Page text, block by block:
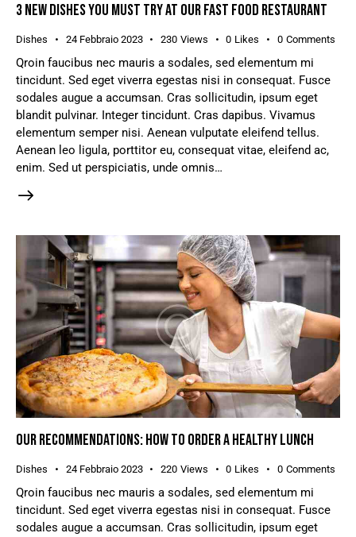
3 NEW DISHES YOU MUST TRY AT OUR FAST FOOD RESTAURANT
Dishes 24 Febbraio 2023 230 Views 0 Likes 0 Comments
Qroin faucibus nec mauris a sodales, sed elementum mi
tincidunt. Sed eget viverra egestas nisi in consequat. Fusce
sodales augue a accumsan. Cras sollicitudin, ipsum eget
blandit pulvinar. Integer tincidunt. Cras dapibus. Vivamus
elementum semper nisi. Aenean vulputate eleifend tellus.
Aenean leo ligula, porttitor eu, consequat vitae, eleifend ac,
enim. Sed ut perspiciatis, unde omnis…
OUR RECOMMENDATIONS: HOW TO ORDER A HEALTHY LUNCH
Dishes 24 Febbraio 2023 220 Views 0 Likes 0 Comments
Qroin faucibus nec mauris a sodales, sed elementum mi
tincidunt. Sed eget viverra egestas nisi in consequat. Fusce
sodales augue a accumsan. Cras sollicitudin, ipsum eget